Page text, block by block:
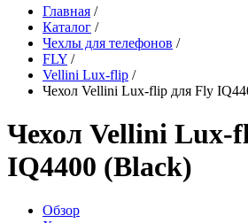
Главная /
Каталог /
Чехлы для телефонов /
FLY /
Vellini Lux-flip /
Чехол Vellini Lux-flip для Fly
Чехол Vellini Lux-
IQ4400 (Black)
Обзор